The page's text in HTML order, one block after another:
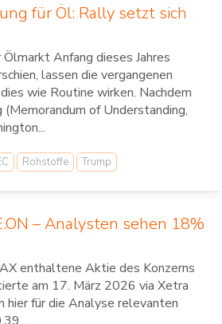
für Öl: Rally setzt sich
Anfang dieses Jahres
lassen die vergangenen
wie Routine wirken. Nachdem
of Understanding,
Rohstoffe Trump
– Analysten sehen 18%
enthaltene Aktie des Konzerns
am 17. März 2026 via Xetra
hier für die Analyse relevanten